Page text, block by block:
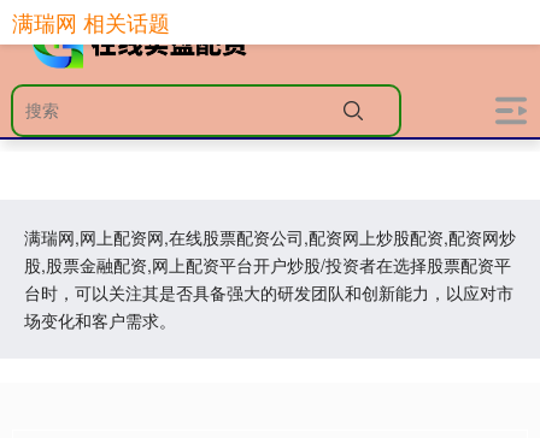
满瑞网,网上配资网,在线股票配资公司,配资网上炒股配资,配资网炒
股,股票金融配资,网上配资平台开户炒股/投资者在选择股票配资平
台时，可以关注其是否具备强大的研发团队和创新能力，以应对市
场变化和客户需求。
满瑞网 相关话题